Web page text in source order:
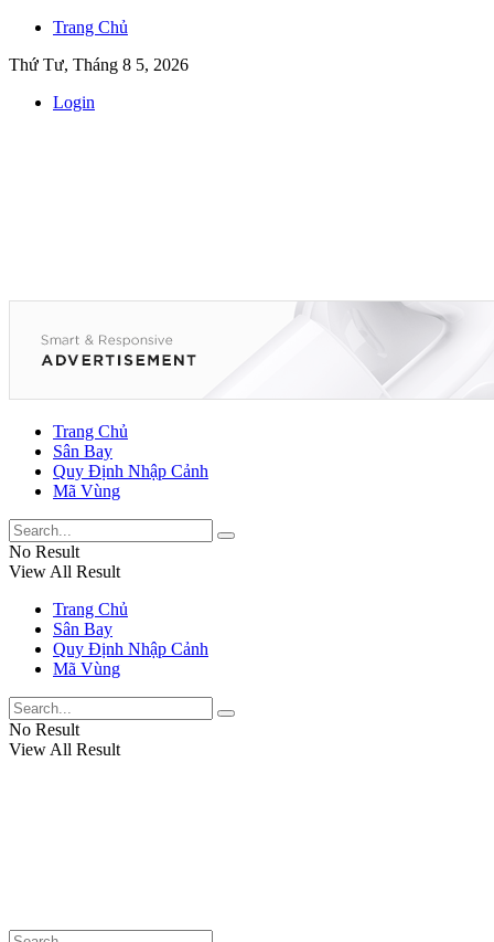
Trang Chủ
Thứ Tư, Tháng 8 5, 2026
Login
Trang Chủ
Sân Bay
Quy Định Nhập Cảnh
Mã Vùng
No Result
View All Result
Trang Chủ
Sân Bay
Quy Định Nhập Cảnh
Mã Vùng
No Result
View All Result